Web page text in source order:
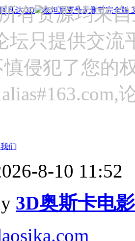
有资源均来
坛只提供交流
慎侵犯了您的
们|
8-10 11:52
3D奥斯卡电